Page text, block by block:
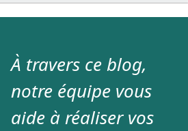
À travers ce blog,
notre équipe vous
aide à réaliser vos